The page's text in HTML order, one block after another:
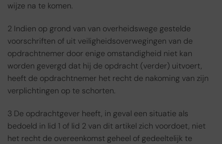
wijze na te komen.
2 Indien op grond van van overheidswege gestelde
voorschriften of uit veiligheidsoverwegingen van de
opdrachtnemer door enige omstandigheid niet kan
worden gevergd dat hij de opdracht (verder) uitvoert,
heeft de opdrachtnemer het recht de nakoming van zijn
verplichtingen op te schorten.
3 De opdrachtgever heeft, in geval een situatie als
bedoeld in lid 1 of lid 2 van dit artikel zich voordoet, niet
het recht de overeenkomst geheel of gedeeltelijk te